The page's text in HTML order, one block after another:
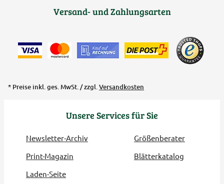
Unsere Services für Sie
Newsletter-Archiv
Größenberater
Print-Magazin
Blätterkatalog
Laden-Seite
Versand- und Zahlungsarten
* Preise inkl. ges. MwSt. / zzgl.Versandkosten